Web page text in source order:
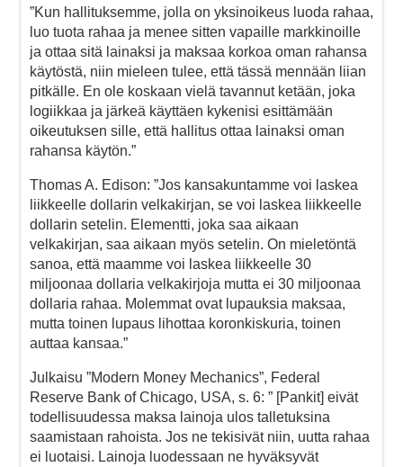
”Kun hallituksemme, jolla on yksinoikeus luoda rahaa,
luo tuota rahaa ja menee sitten vapaille markkinoille
ja ottaa sitä lainaksi ja maksaa korkoa oman rahansa
käytöstä, niin mieleen tulee, että tässä mennään liian
pitkälle. En ole koskaan vielä tavannut ketään, joka
logiikkaa ja järkeä käyttäen kykenisi esittämään
oikeutuksen sille, että hallitus ottaa lainaksi oman
rahansa käytön.”
Thomas A. Edison: ”Jos kansakuntamme voi laskea
liikkeelle dollarin velkakirjan, se voi laskea liikkeelle
dollarin setelin. Elementti, joka saa aikaan
velkakirjan, saa aikaan myös setelin. On mieletöntä
sanoa, että maamme voi laskea liikkeelle 30
miljoonaa dollaria velkakirjoja mutta ei 30 miljoonaa
dollaria rahaa. Molemmat ovat lupauksia maksaa,
mutta toinen lupaus lihottaa koronkiskuria, toinen
auttaa kansaa.”
Julkaisu ”Modern Money Mechanics”, Federal
Reserve Bank of Chicago, USA, s. 6: ” [Pankit] eivät
todellisuudessa maksa lainoja ulos talletuksina
saamistaan rahoista. Jos ne tekisivät niin, uutta rahaa
ei luotaisi. Lainoja luodessaan ne hyväksyvät